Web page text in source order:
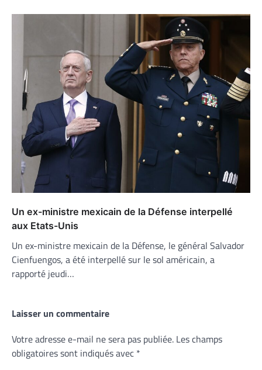
Un ex-ministre mexicain de la Défense interpellé
aux Etats-Unis
Un ex-ministre mexicain de la Défense, le général Salvador
Cienfuengos, a été interpellé sur le sol américain, a
rapporté jeudi…
Laisser un commentaire
Votre adresse e-mail ne sera pas publiée. Les champs
obligatoires sont indiqués avec *